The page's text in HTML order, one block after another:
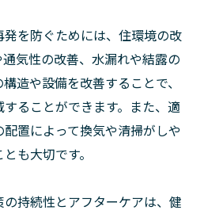
発を防ぐためには、住環境の改
気性の改善、水漏れや結露の
造や設備を改善することで、
ることができます。また、適
置によって換気や清掃がしや
も大切です。
持続性とアフターケアは、健